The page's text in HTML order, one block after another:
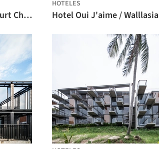
Hotel Boutique Athita Hidden Court Chiang Saen / Studio Miti
HOTELES
Hotel Oui J'aime / Walllasia